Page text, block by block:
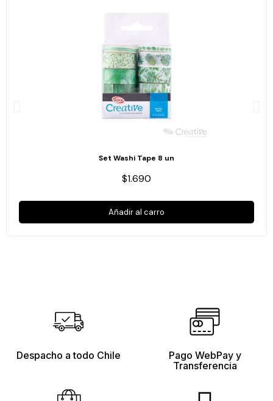
Set Washi Tape 8 un
$1.690
Añadir al carro
Despacho a todo Chile
Pago WebPay y
Transferencia